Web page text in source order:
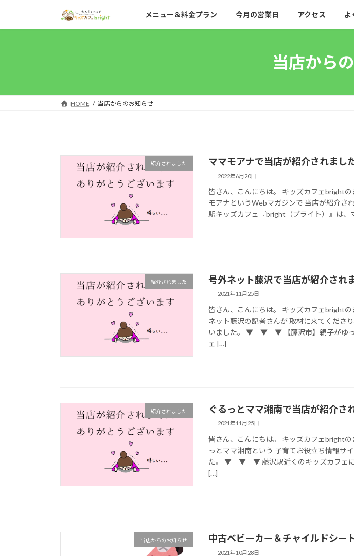
テ
ゲ
メニュー＆料金プラン 今月の営業日 アクセス よ
当店から
HOME 当店からのお知らせ
紹介されました ママモアナで当店が紹介されました
2022年6月20日
皆さん、こんにちは。 キッズカフェbright
モアナというWebマガジンで 当店が紹
駅キッズカフェ『bright（ブライト）』は、
紹介されました 号外ネット藤沢で当店が紹介され
2021年11月25日
皆さん、こんにちは。 キッズカフェbright
ネット藤沢の記者さんが 取材に来てくださ
いました。 ▼ ▼ ▼ 【藤沢市】親子がゆっ
ェ […]
紹介されました ぐるっとママ湘南で当店が紹介さ
2021年11月25日
皆さん、こんにちは。 キッズカフェbright
っとママ湘南という 子育てお役立ち情報サ
た。 ▼ ▼ ▼ 藤沢駅近くのキッズカフェに
[…]
当店からのお知らせ 中古ベビーカー＆チャイルドシー
2021年10月28日